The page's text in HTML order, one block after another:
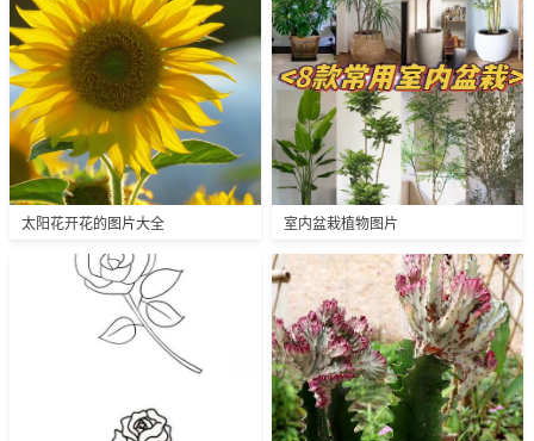
太阳花开花的图片大全 室内盆栽植物图片